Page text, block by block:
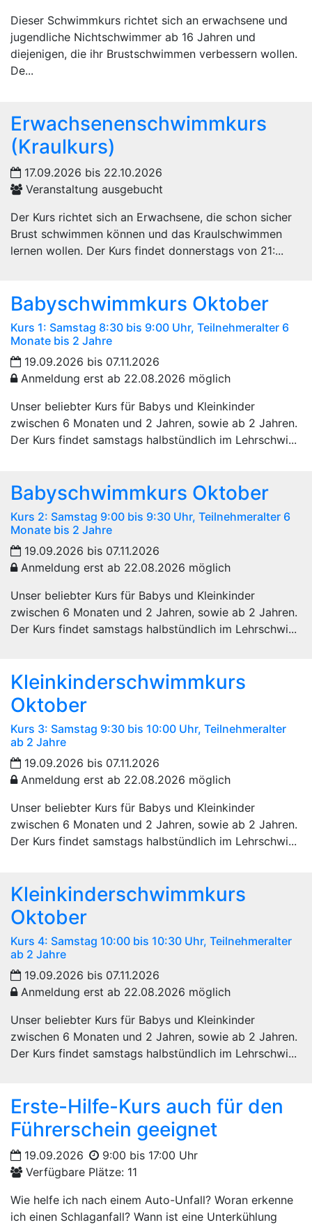
Dieser Schwimmkurs richtet sich an erwachsene und
jugendliche Nichtschwimmer ab 16 Jahren und
diejenigen, die ihr Brustschwimmen verbessern wollen.
De...
Erwachsenenschwimmkurs
(Kraulkurs)
17.09.2026 bis 22.10.2026
Veranstaltung ausgebucht
Der Kurs richtet sich an Erwachsene, die schon sicher
Brust schwimmen können und das Kraulschwimmen
lernen wollen. Der Kurs findet donnerstags von 21:...
Babyschwimmkurs Oktober
Kurs 1: Samstag 8:30 bis 9:00 Uhr, Teilnehmeralter 6
Monate bis 2 Jahre
19.09.2026 bis 07.11.2026
Anmeldung erst ab 22.08.2026 möglich
Unser beliebter Kurs für Babys und Kleinkinder
zwischen 6 Monaten und 2 Jahren, sowie ab 2 Jahren.
Der Kurs findet samstags halbstündlich im Lehrschwi...
Babyschwimmkurs Oktober
Kurs 2: Samstag 9:00 bis 9:30 Uhr, Teilnehmeralter 6
Monate bis 2 Jahre
19.09.2026 bis 07.11.2026
Anmeldung erst ab 22.08.2026 möglich
Unser beliebter Kurs für Babys und Kleinkinder
zwischen 6 Monaten und 2 Jahren, sowie ab 2 Jahren.
Der Kurs findet samstags halbstündlich im Lehrschwi...
Kleinkinderschwimmkurs
Oktober
Kurs 3: Samstag 9:30 bis 10:00 Uhr, Teilnehmeralter
ab 2 Jahre
19.09.2026 bis 07.11.2026
Anmeldung erst ab 22.08.2026 möglich
Unser beliebter Kurs für Babys und Kleinkinder
zwischen 6 Monaten und 2 Jahren, sowie ab 2 Jahren.
Der Kurs findet samstags halbstündlich im Lehrschwi...
Kleinkinderschwimmkurs
Oktober
Kurs 4: Samstag 10:00 bis 10:30 Uhr, Teilnehmeralter
ab 2 Jahre
19.09.2026 bis 07.11.2026
Anmeldung erst ab 22.08.2026 möglich
Unser beliebter Kurs für Babys und Kleinkinder
zwischen 6 Monaten und 2 Jahren, sowie ab 2 Jahren.
Der Kurs findet samstags halbstündlich im Lehrschwi...
Erste-Hilfe-Kurs auch für den
Führerschein geeignet
19.09.2026
9:00 bis 17:00 Uhr
Verfügbare Plätze: 11
Wie helfe ich nach einem Auto-Unfall? Woran erkenne
ich einen Schlaganfall? Wann ist eine Unterkühlung